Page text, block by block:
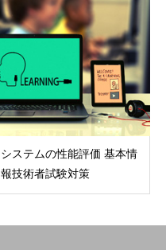
システムの性能評価 基本情
報技術者試験対策